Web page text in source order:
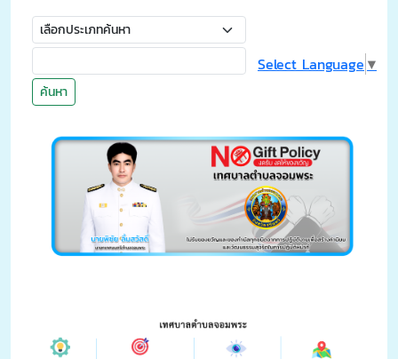
ค้นหา
Select Language ▼